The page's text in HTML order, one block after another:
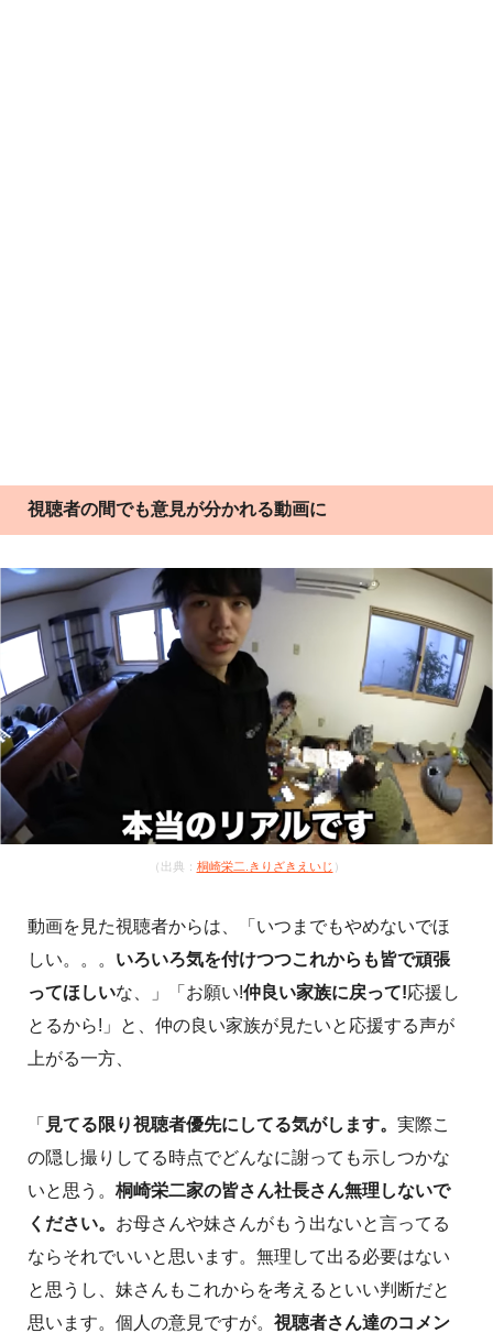
視聴者の間でも意見が分かれる動画に
（出典： 桐崎栄二.きりざきえいじ ）
動画を見た視聴者からは、「いつまでもやめないでほ
しい。。。 いろいろ気を付けつつこれからも皆で頑張
ってほしいな、」「お願い!仲良い家族に戻って!応援し
とるから!」と、仲の良い家族が見たいと応援する声が
上がる一方、
「 見てる限り視聴者優先にしてる気がします。 実際こ
の隠し撮りしてる時点でどんなに謝っても示しつかな
いと思う。 桐崎栄二家の皆さん社長さん無理しないで
ください。 お母さんや妹さんがもう出ないと言ってる
ならそれでいいと思います。無理して出る必要はない
と思うし、妹さんもこれからを考えるといい判断だと
思います。個人の意見ですが。 視聴者さん達のコメン